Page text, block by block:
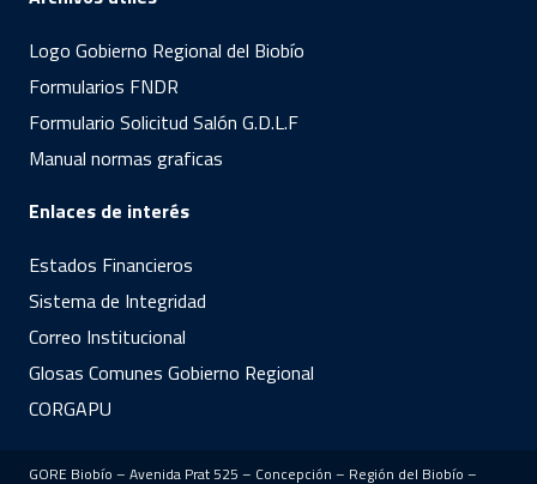
Logo Gobierno Regional del Biobío
Formularios FNDR
Formulario Solicitud Salón G.D.L.F
Manual normas graficas
Enlaces de interés
Estados Financieros
Sistema de Integridad
Correo Institucional
Glosas Comunes Gobierno Regional
CORGAPU
GORE Biobío – Avenida Prat 525 – Concepción – Región del Biobío –